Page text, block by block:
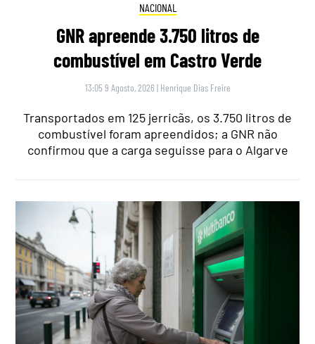
NACIONAL
GNR apreende 3.750 litros de
combustível em Castro Verde
13:05 9 Agosto, 2026 | Henrique Dias Freire
Transportados em 125 jerricãs, os 3.750 litros de
combustível foram apreendidos; a GNR não
confirmou que a carga seguisse para o Algarve